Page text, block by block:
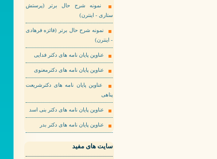
نمونه شرح حال برتر (پرستش
ستاری - اینترن)
نمونه شرح حال برتر (فائزه فرهادی
- اینترن)
عناوین پایان نامه های دکتر فدایی
عناوین پایان نامه های دکترمعنوی
عناوین پایان نامه های دکترشریعت
پناهی
عناوین پایان نامه های دکتر بنی اسد
عناوین پایان نامه های دکتر بدر
سایت های مفید